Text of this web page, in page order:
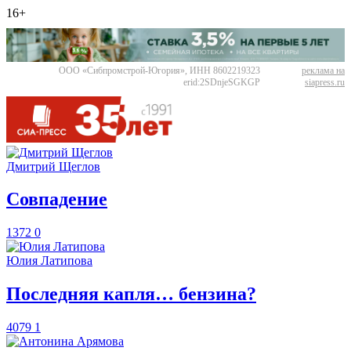
16+
ООО «Сибпромстрой-Югория», ИНН 8602219323
erid:2SDnjeSGKGP
реклама на
siapress.ru
Дмитрий Щеглов
​Совпадение
1372 0
Юлия Латипова
​Последняя капля… бензина?
4079 1